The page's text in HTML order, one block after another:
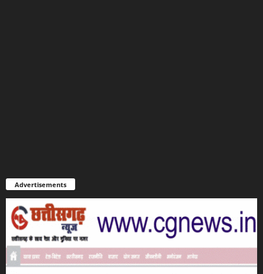
Advertisements